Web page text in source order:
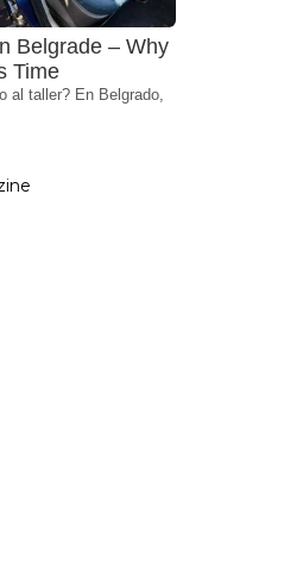
Belgrade – Why
Time
al taller? En Belgrado,